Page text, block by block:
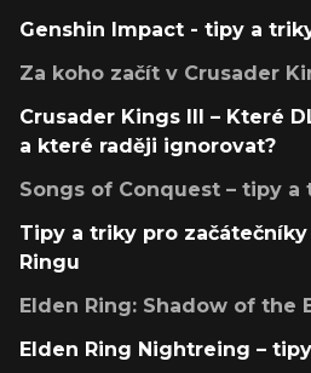
Genshin Impact - tipy a
Za koho začít v Crusader
Crusader Kings III – Které
a které raději ignorovat?
Songs of Conquest – tipy a
Tipy a triky pro
Ringu
Elden Ring: Shadow of the
Elden Ring Nightreing –